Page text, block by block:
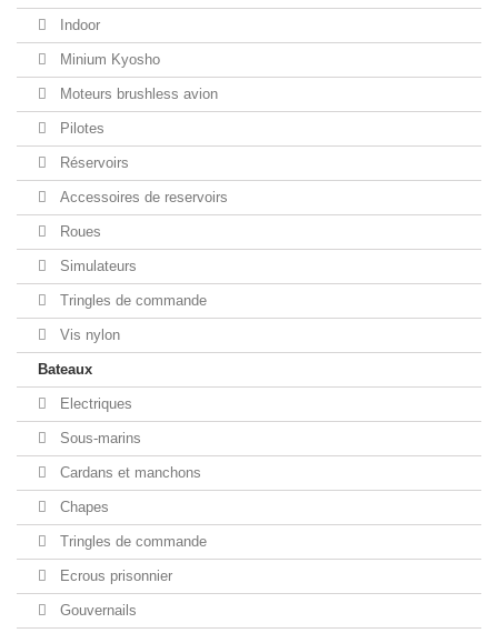
Indoor
Minium Kyosho
Moteurs brushless avion
Pilotes
Réservoirs
Accessoires de reservoirs
Roues
Simulateurs
Tringles de commande
Vis nylon
Bateaux
Electriques
Sous-marins
Cardans et manchons
Chapes
Tringles de commande
Ecrous prisonnier
Gouvernails